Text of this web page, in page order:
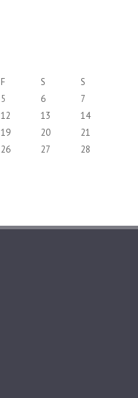
F S S
5 6
7
12 13
14
19 20
21
26 27
28